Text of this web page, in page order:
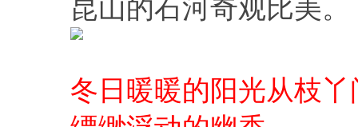
昆山的石河奇观比美。
冬日暖暖的阳光从枝